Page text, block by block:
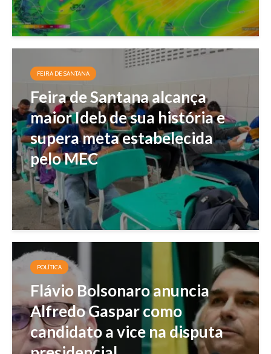
FEIRA DE SANTANA
Feira de Santana alcança
maior Ideb de sua história e
supera meta estabelecida
pelo MEC
POLÍTICA
Flávio Bolsonaro anuncia
Alfredo Gaspar como
candidato a vice na disputa